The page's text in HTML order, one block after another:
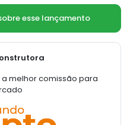
esse lançamento
melhor comissão para